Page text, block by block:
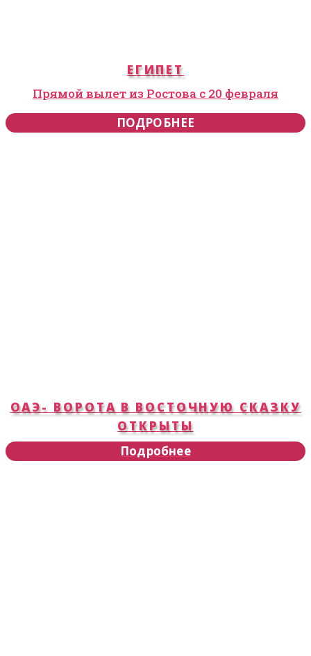
ЕГИПЕТ
Прямой вылет из Ростова с 20 февраля
ПОДРОБНЕЕ
ОАЭ- ВОРОТА В ВОСТОЧНУЮ СКАЗКУ
ОТКРЫТЫ
Подробнее